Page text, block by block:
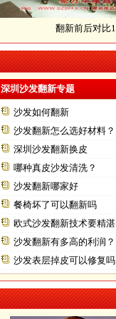
翻新前后对比13
深圳沙发翻新专题
沙发如何翻新
沙发翻新怎么选好材料？
深圳沙发翻新换皮
哪种真皮沙发清洗？
沙发翻新哪家好
餐椅坏了可以翻新吗
欧式沙发翻新技术要精湛
沙发翻新有多高的利润？
沙发表层掉皮可以修复吗